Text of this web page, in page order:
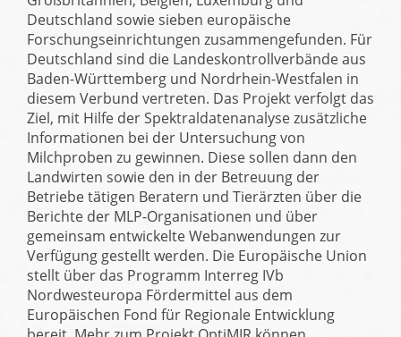
Deutschland sowie sieben europäische
Forschungseinrichtungen zusammengefunden. Für
Deutschland sind die Landeskontrollverbände aus
Baden-Württemberg und Nordrhein-Westfalen in
diesem Verbund vertreten. Das Projekt verfolgt das
Ziel, mit Hilfe der Spektraldatenanalyse zusätzliche
Informationen bei der Untersuchung von
Milchproben zu gewinnen. Diese sollen dann den
Landwirten sowie den in der Betreuung der
Betriebe tätigen Beratern und Tierärzten über die
Berichte der MLP-Organisationen und über
gemeinsam entwickelte Webanwendungen zur
Verfügung gestellt werden. Die Europäische Union
stellt über das Programm Interreg IVb
Nordwesteuropa Fördermittel aus dem
Europäischen Fond für Regionale Entwicklung